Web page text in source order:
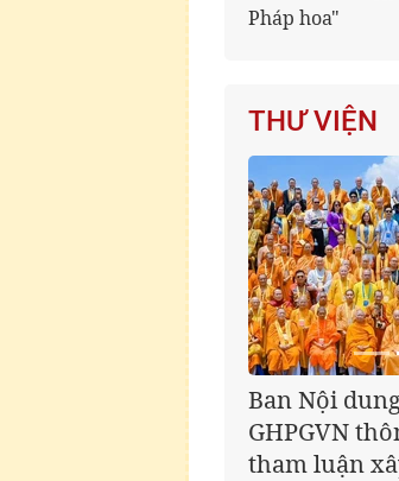
Pháp hoa"
THƯ VIỆN
Giáo hội kêu
Phật tử cả
lòng tri ân